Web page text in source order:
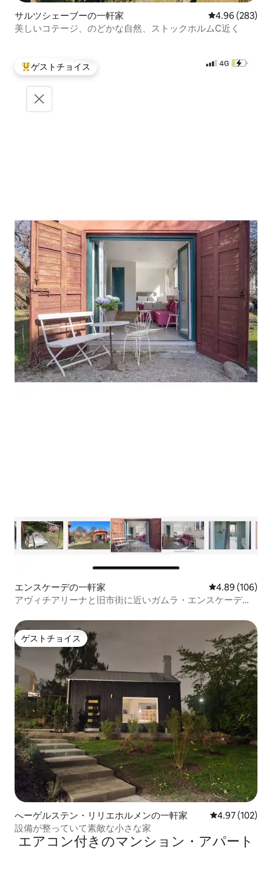
サルツシェーブーの一軒家 レビュー283
4.96 (283)
美しいコテージ、のどかな自然、ストックホルムC近く
大好評のゲストチョイスです。
ゲストチョイス
エンスケーデの一軒家 レビュー106
4.89 (106)
アヴィチアリーナと旧市街に近いガムラ・エンスケーデの
ゲストチョイス
ゲストチョイス
へーゲルステン・リリエホルメンの一軒家 レビュー102
4.97 (102)
設備が整っていて素敵な小さな家
エアコン付きのマンション・アパート